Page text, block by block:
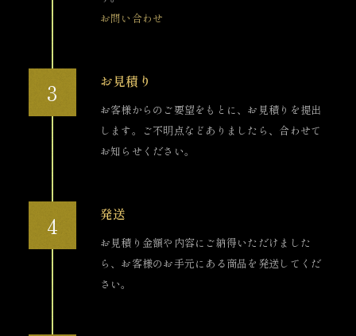
お問い合わせ
お見積り
お客様からのご要望をもとに、お見積りを提出
します。ご不明点などありましたら、合わせて
お知らせください。
発送
お見積り金額や内容にご納得いただけました
ら、お客様のお手元にある商品を発送してくだ
さい。